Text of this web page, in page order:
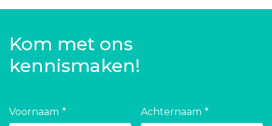
Kom met ons
kennismaken!
Voornaam Achternaam